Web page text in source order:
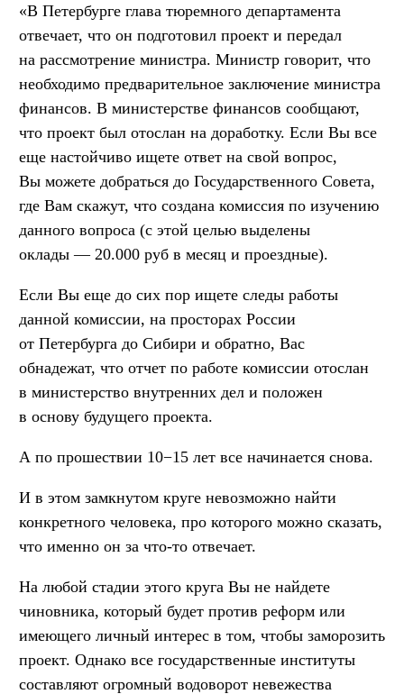
«В Петербурге глава тюремного департамента
отвечает, что он подготовил проект и передал
на рассмотрение министра. Министр говорит, что
необходимо предварительное заключение министра
финансов. В министерстве финансов сообщают,
что проект был отослан на доработку. Если Вы все
еще настойчиво ищете ответ на свой вопрос,
Вы можете добраться до Государственного Совета,
где Вам скажут, что создана комиссия по изучению
данного вопроса (с этой целью выделены
оклады — 20.000 руб в месяц и проездные).
Если Вы еще до сих пор ищете следы работы
данной комиссии, на просторах России
от Петербурга до Сибири и обратно, Вас
обнадежат, что отчет по работе комиссии отослан
в министерство внутренних дел и положен
в основу будущего проекта.
А по прошествии 10−15 лет все начинается снова.
И в этом замкнутом круге невозможно найти
конкретного человека, про которого можно сказать,
что именно он за что-то отвечает.
На любой стадии этого круга Вы не найдете
чиновника, который будет против реформ или
имеющего личный интерес в том, чтобы заморозить
проект. Однако все государственные институты
составляют огромный водоворот невежества